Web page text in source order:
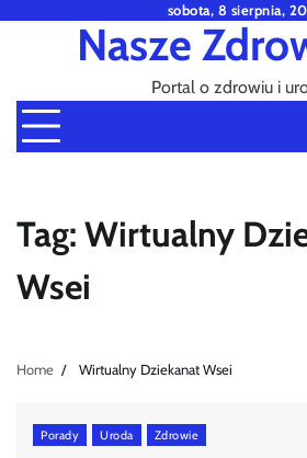
sobota, 8 sierpnia,
Nasze
Portal o zdrowiu i
Tag: Wirtualny
Wsei
Home Wirtualny Dziekanat Wsei
Porady Uroda Zdrowie